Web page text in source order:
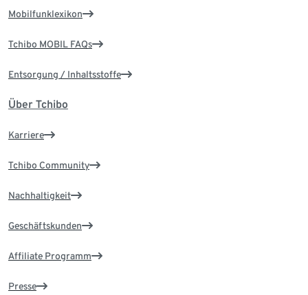
Mobilfunklexikon
Tchibo MOBIL FAQs
Entsorgung / Inhaltsstoffe
Über Tchibo
Karriere
Tchibo Community
Nachhaltigkeit
Geschäftskunden
Affiliate Programm
Presse